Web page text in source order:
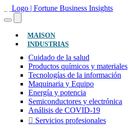
MAISON(ACTUAL)
INDUSTRIAS
Cuidado de la salud
Productos químicos y materiales
Tecnologías de la información
Maquinaria y Equipo
Energía y potencia
Semiconductores y electrónica
Análisis de COVID-19
Servicios profesionales